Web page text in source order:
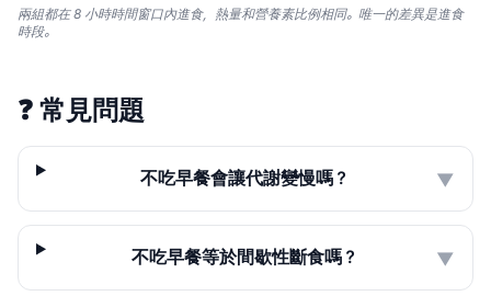
兩組都在 8 小時時間窗口內進食，熱量和營養素比例相同。唯一的差異是進食
時段。
❓ 常見問題
不吃早餐會讓代謝變慢嗎？ ▼
不吃早餐等於間歇性斷食嗎？ ▼